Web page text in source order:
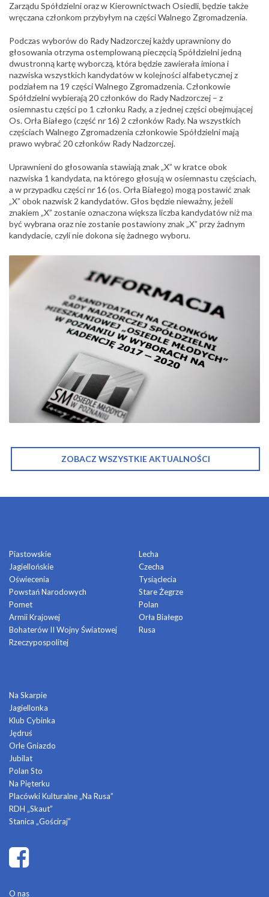
Zarządu Spółdzielni oraz w Kierownictwach Osiedli, będzie także
wręczana członkom przybyłym na części Walnego Zgromadzenia.
Podczas wyborów do Rady Nadzorczej każdy uprawniony do
głosowania otrzyma ostemplowaną pieczęcią Spółdzielni jedną
dwustronną kartę wyborczą, która będzie zawierała imiona i
nazwiska wszystkich kandydatów w kolejności alfabetycznej z
podziałem na 19 części Walnego Zgromadzenia. Członkowie
Spółdzielni wybierają 20 członków do Rady Nadzorczej – z
osiemnastu części po 1 członku Rady, a z jednej części obejmującej
Os. Orła Białego (część nr 16) 2 członków Rady. Na wszystkich
częściach Walnego Zgromadzenia członkowie Spółdzielni mają
prawo wybrać 20 członków Rady Nadzorczej.
Uprawnieni do głosowania stawiają znak „X” w kratce obok
nazwiska 1 kandydata, na którego głosują w osiemnastu częściach,
a w przypadku części nr 16 (os. Orła Białego) mogą postawić znak
„X” obok nazwisk 2 kandydatów. Głos będzie nieważny, jeżeli
znakiem „X” zostanie oznaczona większa liczba kandydatów niż ma
być wybrana oraz nie zostanie postawiony znak „X” przy żadnym
kandydacie, czyli nie dokona się żadnego wyboru.
ZOBACZ WSZYSTKIE AKTUALNOŚCI
Piastowskie
Jagiellońskie
Oświecenia
Powstań Narodowych
Pomet
Armii Krajowej
Bohaterów II Wojny Światowej
Rzeczypospolitej
Lecha
Czecha
Tysiąclecia
Stare Żegrze
Polan
Orła Białego
Rusa
Na Skarpie
Jagiellonka
Klub Cybinka
Jędruś
Orle Gniazdo
Jubilat
Polan Sto
Na Pięterku
Placówki Kulturalne „Na Rusa”
RDH „Skaut”
Stanica „Gościraj”
O nas